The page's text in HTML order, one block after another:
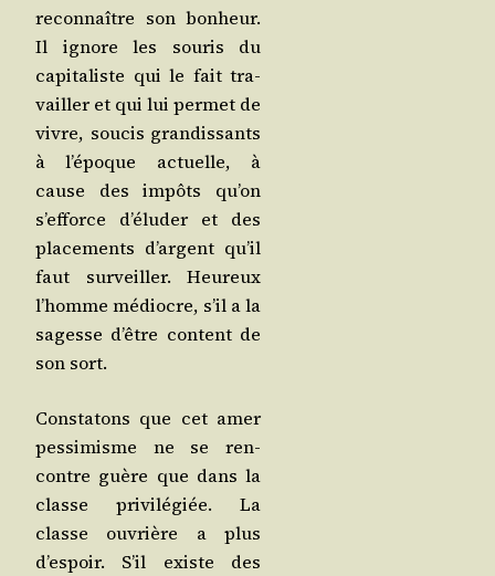
recon­naître son bon­heur.
Il ignore les sou­ris du
capi­ta­liste qui le fait tra­
vailler et qui lui per­met de
vivre, sou­cis gran­dis­sants
à l’é­poque actuelle, à
cause des impôts qu’on
s’ef­force d’é­lu­der et des
pla­ce­ments d’argent qu’il
faut sur­veiller. Heu­reux
l’homme médiocre, s’il a la
sagesse d’être content de
son sort.
Consta­tons que cet amer
pes­si­misme ne se ren­
contre guère que dans la
classe pri­vi­lé­giée. La
classe ouvrière a plus
d’es­poir. S’il existe des